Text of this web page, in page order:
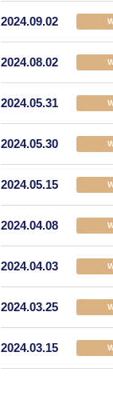
2024.09.02
2024.08.02
2024.05.31
2024.05.30
2024.05.15
2024.04.08
2024.04.03
2024.03.25
2024.03.15